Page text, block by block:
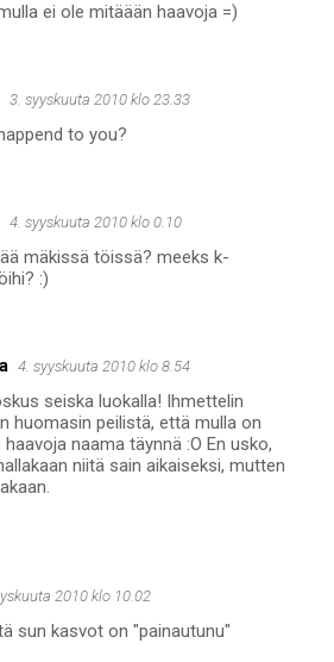
ei ole mitäään haavoja =)
3. syyskuuta 2010 klo 23.33
to you?
4. syyskuuta 2010 klo 0.10
mäkissä töissä? meeks k-
:)
4. syyskuuta 2010 klo 8.54
seiska luokalla! Ihmettelin
huomasin peilistä, että mulla on
naama täynnä :O En usko,
niitä sain aikaiseksi, mutten
2010 klo 10.02
sun kasvot on "painautunu"